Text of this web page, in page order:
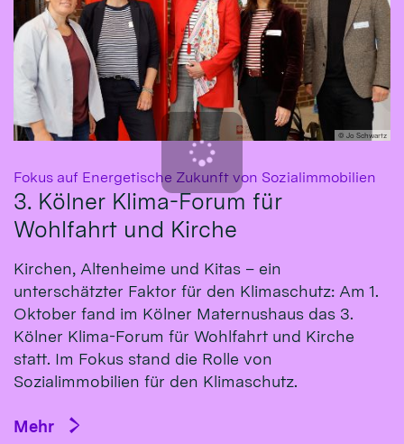
© Jo Schwartz
Fokus auf Energetische Zukunft von Sozialimmobilien
3. Kölner Klima-Forum für
Wohlfahrt und Kirche
Kirchen, Altenheime und Kitas – ein
unterschätzter Faktor für den Klimaschutz: Am 1.
Oktober fand im Kölner Maternushaus das 3.
Kölner Klima-Forum für Wohlfahrt und Kirche
statt. Im Fokus stand die Rolle von
Sozialimmobilien für den Klimaschutz.
Mehr